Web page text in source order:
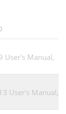
User's Manual,
User's Manual,